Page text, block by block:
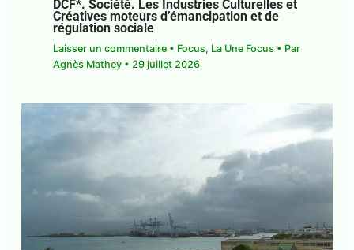
DCF*. Société. Les Industries Culturelles
et Créatives moteurs d’émancipation et
de régulation sociale